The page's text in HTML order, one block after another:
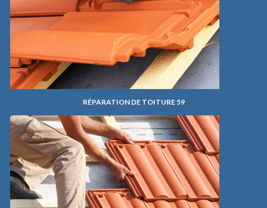
RÉPARATION DE TOITURE 59